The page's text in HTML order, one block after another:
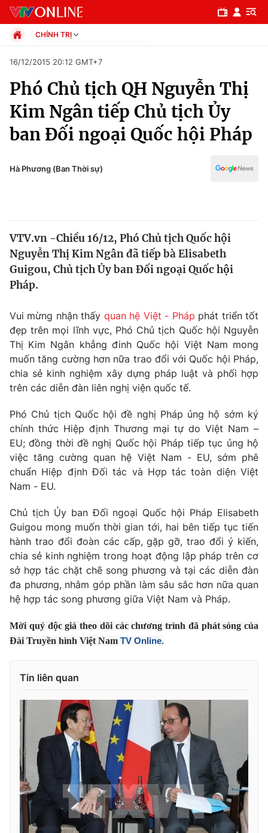
Chuyên mục
Chính trị
Thế giới
Tin tức
Câu chuyện quốc tế
Kinh tế
Tài chính
Thị trường
Góc doanh nghiệp
Dữ liệu và đời sống
Truyền hình
Phim VTV
Hậu trường
Nhân vật
Khán giả
Giải sao mai
Điện ảnh
Âm nhạc
Sao
Đời sống
Du lịch
Làm đẹp
Chất lượng cuộc sống
Giáo dục
Tuyển sinh
Học trực tuyến
Hitech Công nghệ tương lai
Sản phẩm
Thị trường
Tư vấn
Giao lưu trực tuyến
Lịch phát sóng
Emagazine Podcast
Photo
Video Shorts video
VTV Money VTV Thể thao
VTV Sức khoẻ Bất động sản
Thị trường 24h Tấm lòng Việt
CHÍNH TRỊ
Xã hội
Pháp luật
Thể thao
Truyền hình
Văn hóa - Giải trí
Đời sống
16/12/2015 20:12 GMT+7
Phó Chủ tịch QH Nguyễn Thị
Kim Ngân tiếp Chủ tịch Ủy
ban Đối ngoại Quốc hội Pháp
Hà Phương (Ban Thời sự)
VTV.vn -Chiều 16/12, Phó Chủ tịch Quốc hội
Nguyễn Thị Kim Ngân đã tiếp bà Elisabeth
Guigou, Chủ tịch Ủy ban Đối ngoại Quốc hội
Pháp.
Vui mừng nhận thấy quan hệ Việt - Pháp phát triển tốt
đẹp trên mọi lĩnh vực, Phó Chủ tịch Quốc hội Nguyễn
Thị Kim Ngân khẳng đinh Quốc hội Việt Nam mong
muốn tăng cường hơn nữa trao đổi với Quốc hội Pháp,
chia sẻ kinh nghiệm xây dựng pháp luật và phối hợp
trên các diễn đàn liên nghị viện quốc tế.
Phó Chủ tịch Quốc hội đề nghị Pháp ủng hộ sớm ký
chính thức Hiệp định Thương mại tự do Việt Nam –
EU; đồng thời đề nghị Quốc hội Pháp tiếp tục ủng hộ
việc tăng cường quan hệ Việt Nam - EU, sớm phê
chuẩn Hiệp định Đối tác và Hợp tác toàn diện Việt
Nam - EU.
Chủ tịch Ủy ban Đối ngoại Quốc hội Pháp Elisabeth
Guigou mong muốn thời gian tới, hai bên tiếp tục tiến
hành trao đổi đoàn các cấp, gặp gỡ, trao đổi ý kiến,
chia sẻ kinh nghiệm trong hoạt động lập pháp trên cơ
sở hợp tác chặt chẽ song phương và tại các diễn đàn
đa phương, nhằm góp phần làm sâu sắc hơn nữa quan
hệ hợp tác song phương giữa Việt Nam và Pháp.
Mời quý độc giả theo dõi các chương trình đã phát sóng của
Đài Truyền hình Việt Nam TV Online.
Tin liên quan